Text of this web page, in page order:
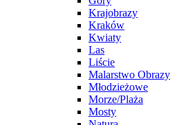
Krajobrazy
Kraków
Kwiaty
Las
Liście
Malarstwo Obrazy
Młodzieżowe
Morze/Plaża
Mosty